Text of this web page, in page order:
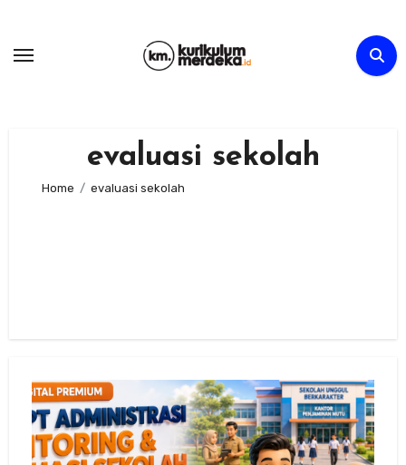
content
evaluasi sekolah
Home evaluasi sekolah